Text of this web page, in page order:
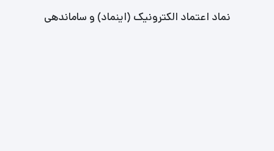
نماد اعتماد الکترونیک (اینماد) و ساماندهی